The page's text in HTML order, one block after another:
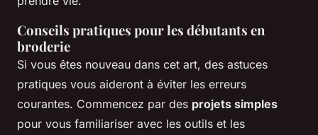
Conseils pratiques pour les débutants en
broderie
Si vous êtes nouveau dans cet art, des astuces
pratiques vous aideront à éviter les erreurs
courantes. Commencez par des projets simples
pour vous familiariser avec les outils et les